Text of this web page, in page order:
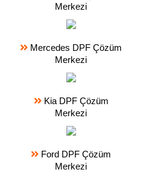
Merkezi
Mercedes DPF Çözüm
Merkezi
Kia DPF Çözüm
Merkezi
Ford DPF Çözüm
Merkezi